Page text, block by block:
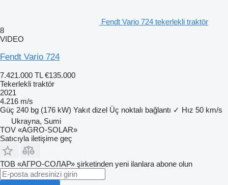
Fendt Vario 724 tekerlekli traktör
8
VIDEO
Fendt Vario 724
7.421.000 TL €135.000
Tekerlekli traktör
2021
4.216 m/s
Güç 240 bg (176 kW) Yakıt dizel Üç noktalı bağlantı ✓ Hız 50 km/s
Ukrayna, Sumi
TOV «AGRO-SOLAR»
Satıcıyla iletişime geç
ТОВ «АГРО-СОЛАР» şirketinden yeni ilanlara abone olun